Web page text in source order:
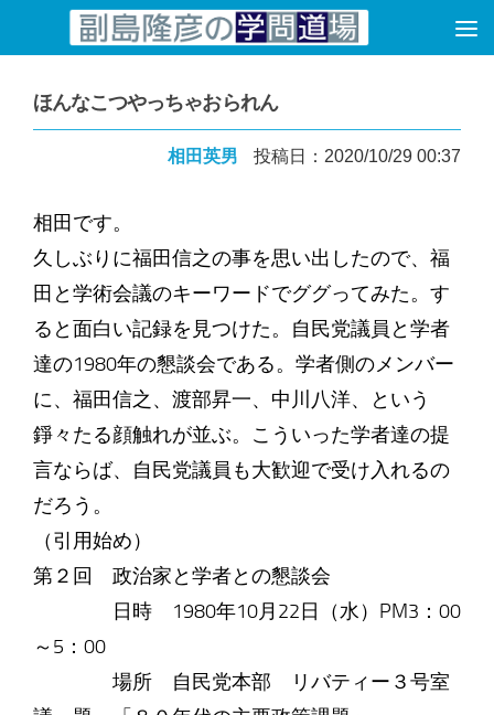
コンテンツへスキップ
ほんなこつやっちゃおられん
相田英男 投稿日：2020/10/29 00:37
相田です。
久しぶりに福田信之の事を思い出したので、福
田と学術会議のキーワードでググってみた。す
ると面白い記録を見つけた。自民党議員と学者
達の1980年の懇談会である。学者側のメンバー
に、福田信之、渡部昇一、中川八洋、という
錚々たる顔触れが並ぶ。こういった学者達の提
言ならば、自民党議員も大歓迎で受け入れるの
だろう。
（引用始め）
第２回 政治家と学者との懇談会
日時 1980年10月22日（水）PM3：00
～5：00
場所 自民党本部 リバティー３号室